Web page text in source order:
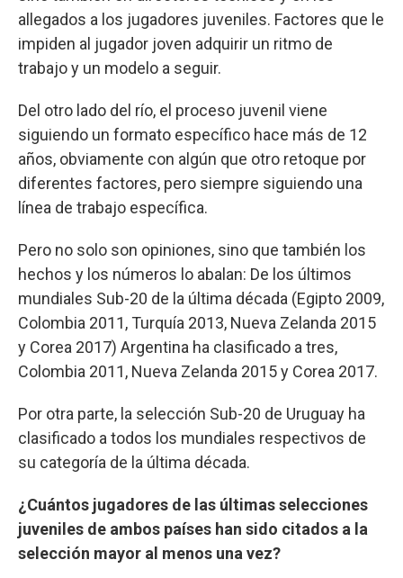
allegados a los jugadores juveniles. Factores que le
impiden al jugador joven adquirir un ritmo de
trabajo y un modelo a seguir.
Del otro lado del río, el proceso juvenil viene
siguiendo un formato específico hace más de 12
años, obviamente con algún que otro retoque por
diferentes factores, pero siempre siguiendo una
línea de trabajo específica.
Pero no solo son opiniones, sino que también los
hechos y los números lo abalan: De los últimos
mundiales Sub-20 de la última década (Egipto 2009,
Colombia 2011, Turquía 2013, Nueva Zelanda 2015
y Corea 2017) Argentina ha clasificado a tres,
Colombia 2011, Nueva Zelanda 2015 y Corea 2017.
Por otra parte, la selección Sub-20 de Uruguay ha
clasificado a todos los mundiales respectivos de
su categoría de la última década.
¿Cuántos jugadores de las últimas selecciones
juveniles de ambos países han sido citados a la
selección mayor al menos una vez?